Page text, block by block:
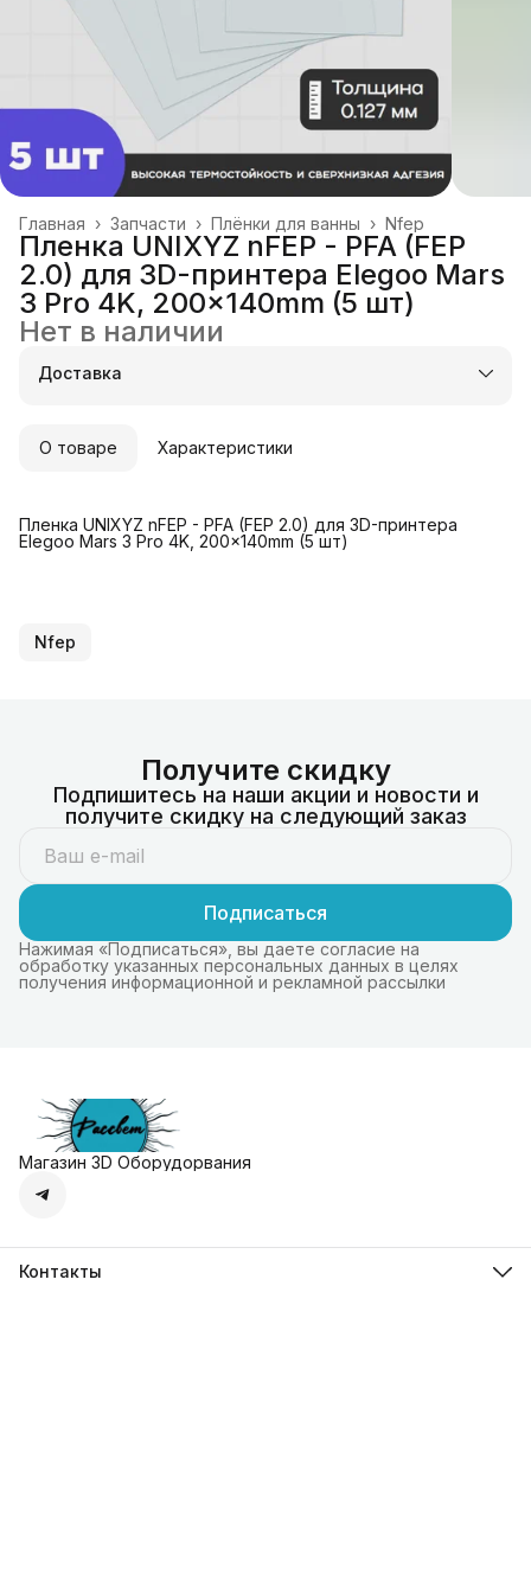
Nfep
Плёнки для ванны ›
Запчасти ›
Главная ›
Пленка UNIXYZ nFEP - PFA (FEP
2.0) для 3D-принтера Elegoo Mars
3 Pro 4K, 200x140mm (5 шт)
Нет в наличии
Доставка
О товаре Характеристики
Пленка UNIXYZ nFEP - PFA (FEP 2.0) для 3D-принтера
Elegoo Mars 3 Pro 4K, 200x140mm (5 шт)
Nfep
Получите скидку
Подпишитесь на наши акции и новости и
получите скидку на следующий заказ
Подписаться
Нажимая «Подписаться», вы даете согласие на
обработку указанных персональных данных в целях
получения информационной и рекламной рассылки
Магазин 3D Оборудорвания
Контакты